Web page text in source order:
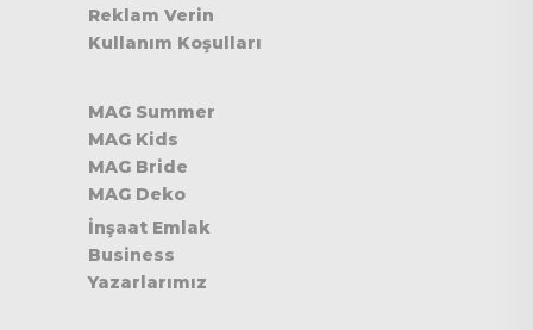
Reklam Verin
Kullanım Koşulları
MAG Summer
MAG Kids
MAG Bride
MAG Deko
İnşaat Emlak
Business
Yazarlarımız